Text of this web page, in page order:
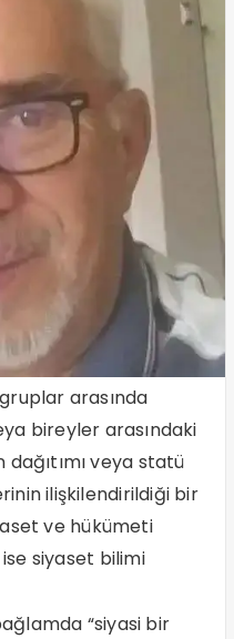
arasında
bireyler arasındaki
dağıtımı veya statü
ilişkilendirildiği bir
ve hükümeti
siyaset bilimi
“siyasi bir